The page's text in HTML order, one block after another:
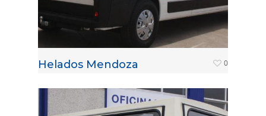
Helados Mendoza 0